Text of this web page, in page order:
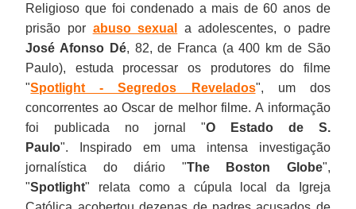
Religioso que foi condenado a mais de 60 anos de
prisão por abuso sexual
a adolescentes, o padre
José Afonso Dé, 82, de Franca (a 400 km de São
Paulo), estuda processar os produtores do filme
"Spotlight - Segredos Revelados", um dos
concorrentes ao Oscar de melhor filme. A informação
foi publicada no jornal "O Estado de S.
Paulo". Inspirado em uma intensa investigação
jornalística do diário "The Boston Globe",
"Spotlight" relata como a cúpula local da Igreja